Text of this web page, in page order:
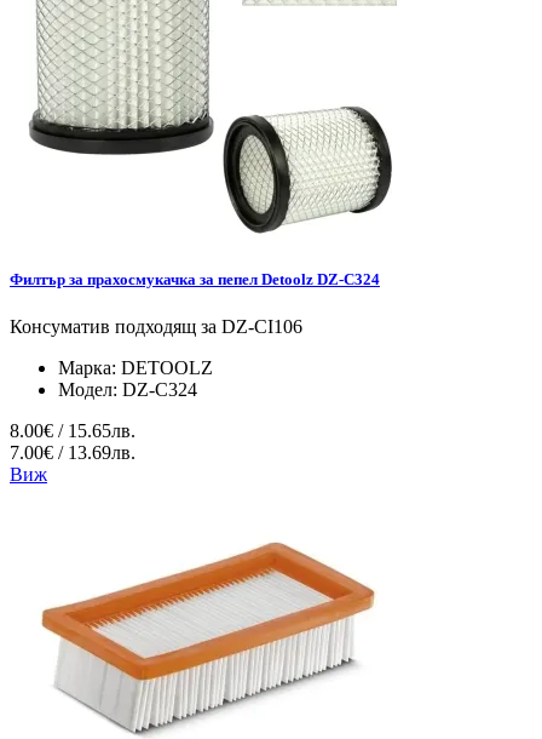
Филтър за прахосмукачка за пепел Detoolz DZ-C324
Консуматив подходящ за DZ-CI106
Марка: DETOOLZ
Модел: DZ-C324
8.00€ / 15.65лв.
7.00€ / 13.69лв.
Виж